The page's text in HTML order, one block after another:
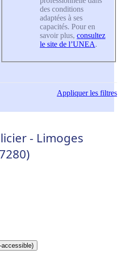
des conditions
adaptées à ses
capacités. Pour en
savoir plus, consultez
le site de l’UNEA.
Appliquerles filtres
- Limoges
accessible)